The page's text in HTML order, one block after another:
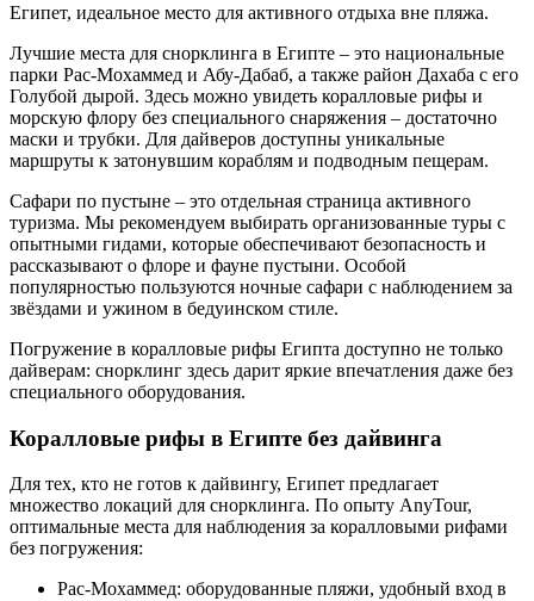
Египет, идеальное место для активного отдыха вне пляжа.
Лучшие места для снорклинга в Египте – это национальные
парки Рас-Мохаммед и Абу-Дабаб, а также район Дахаба с его
Голубой дырой. Здесь можно увидеть коралловые рифы и
морскую флору без специального снаряжения – достаточно
маски и трубки. Для дайверов доступны уникальные
маршруты к затонувшим кораблям и подводным пещерам.
Сафари по пустыне – это отдельная страница активного
туризма. Мы рекомендуем выбирать организованные туры с
опытными гидами, которые обеспечивают безопасность и
рассказывают о флоре и фауне пустыни. Особой
популярностью пользуются ночные сафари с наблюдением за
звёздами и ужином в бедуинском стиле.
Погружение в коралловые рифы Египта доступно не только
дайверам: снорклинг здесь дарит яркие впечатления даже без
специального оборудования.
Коралловые рифы в Египте без дайвинга
Для тех, кто не готов к дайвингу, Египет предлагает
множество локаций для снорклинга. По опыту AnyTour,
оптимальные места для наблюдения за коралловыми рифами
без погружения:
Рас-Мохаммед: оборудованные пляжи, удобный вход в